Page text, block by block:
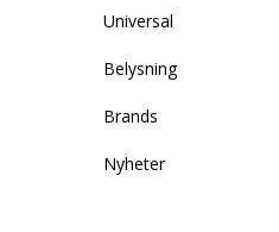
Universal
Belysning
Brands
Nyheter